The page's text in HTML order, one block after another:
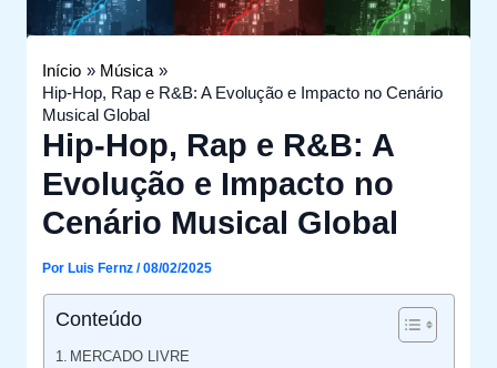
Início
Música
Hip-Hop, Rap e R&B: A Evolução e Impacto no Cenário
Musical Global
Hip-Hop, Rap e R&B: A
Evolução e Impacto no
Cenário Musical Global
PorLuis Fernz/08/02/2025
Conteúdo
MERCADO LIVRE